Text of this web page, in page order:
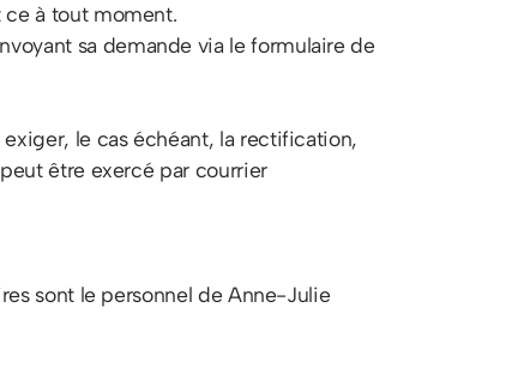
à tout moment.
sa demande via le formulaire de
le cas échéant, la rectification,
être exercé par courrier
sont le personnel de Anne-Julie